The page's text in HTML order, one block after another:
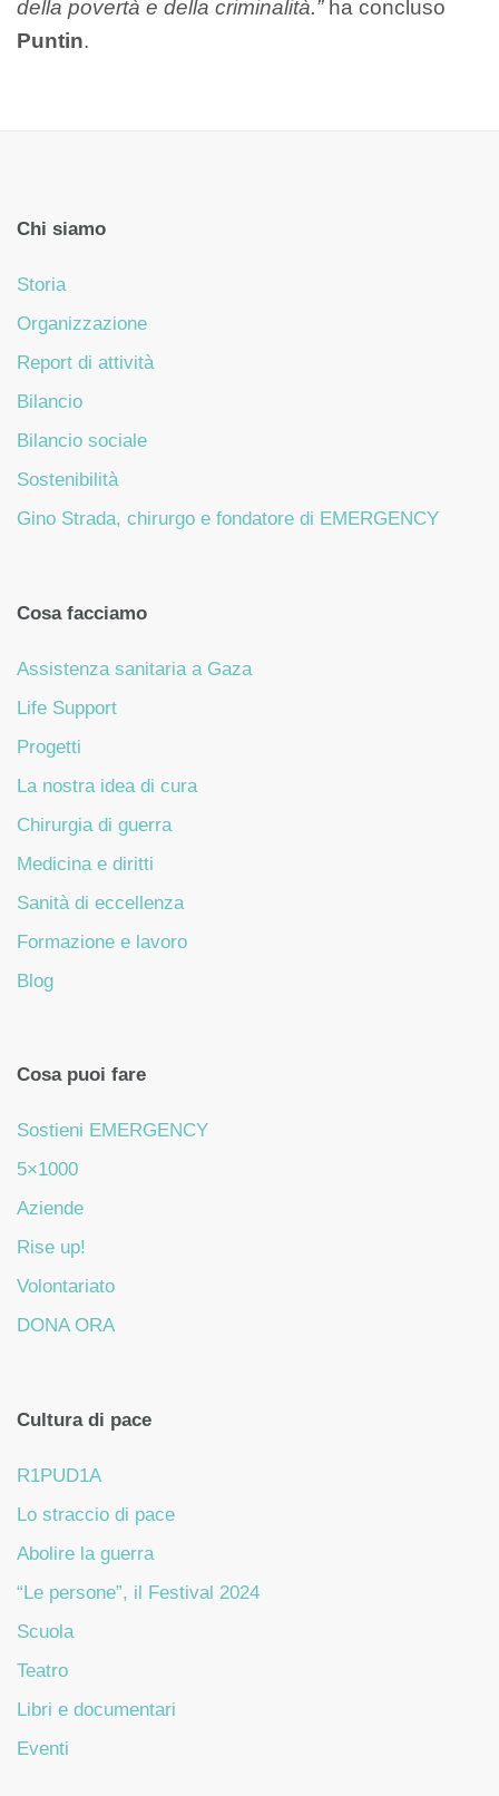
della povertà e della criminalità.” ha concluso
Puntin.
Chi siamo
Storia
Organizzazione
Report di attività
Bilancio
Bilancio sociale
Sostenibilità
Gino Strada, chirurgo e fondatore di EMERGENCY
Cosa facciamo
Assistenza sanitaria a Gaza
Life Support
Progetti
La nostra idea di cura
Chirurgia di guerra
Medicina e diritti
Sanità di eccellenza
Formazione e lavoro
Blog
Cosa puoi fare
Sostieni EMERGENCY
5×1000
Aziende
Rise up!
Volontariato
DONA ORA
Cultura di pace
R1PUD1A
Lo straccio di pace
Abolire la guerra
“Le persone”, il Festival 2024
Scuola
Teatro
Libri e documentari
Eventi